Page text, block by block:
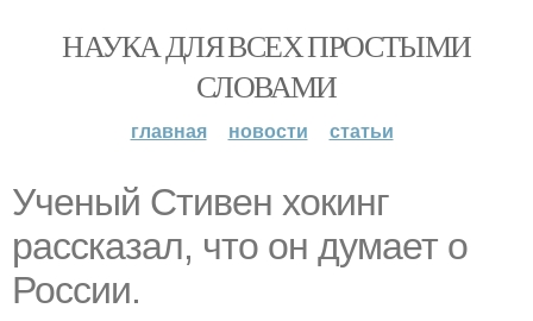
НАУКА ДЛЯ ВСЕХ ПРОСТЫМИ
СЛОВАМИ
главная новости статьи
Ученый Стивен хокинг
рассказал, что он думает о
России.